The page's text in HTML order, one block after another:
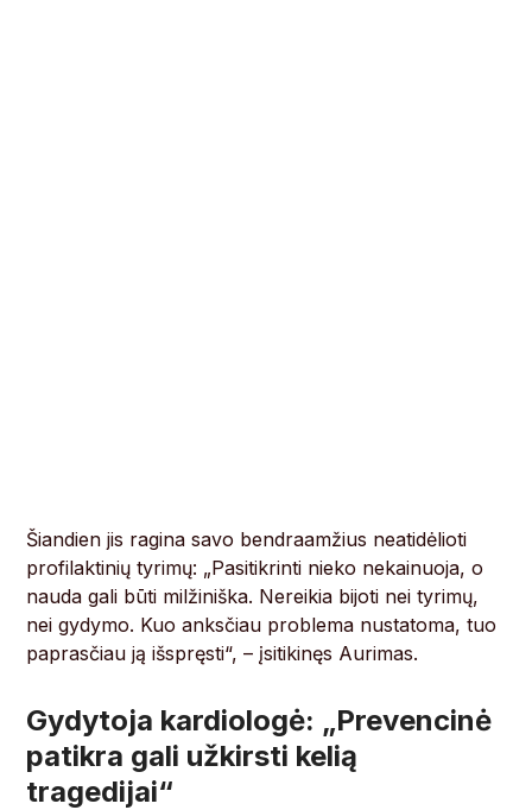
Šiandien jis ragina savo bendraamžius neatidėlioti
profilaktinių tyrimų: „Pasitikrinti nieko nekainuoja, o
nauda gali būti milžiniška. Nereikia bijoti nei tyrimų,
nei gydymo. Kuo anksčiau problema nustatoma, tuo
paprasčiau ją išspręsti“, – įsitikinęs Aurimas.
Gydytoja kardiologė: „Prevencinė
patikra gali užkirsti kelią
tragedijai“